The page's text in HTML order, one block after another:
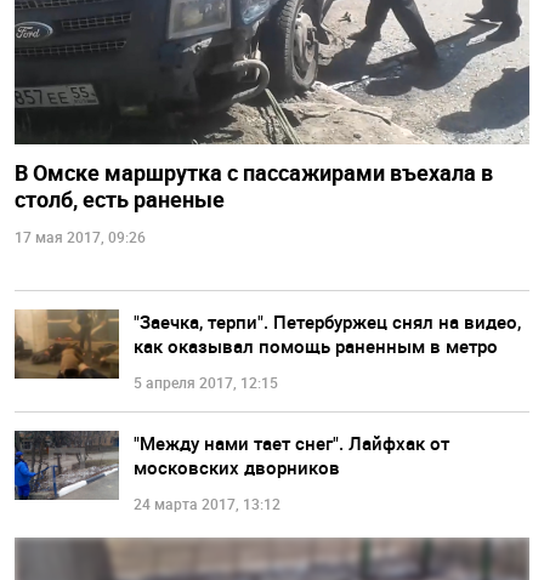
В Омске маршрутка с пассажирами въехала в
столб, есть раненые
17 мая 2017, 09:26
"Заечка, терпи". Петербуржец снял на видео,
как оказывал помощь раненным в метро
5 апреля 2017, 12:15
"Между нами тает снег". Лайфхак от
московских дворников
24 марта 2017, 13:12